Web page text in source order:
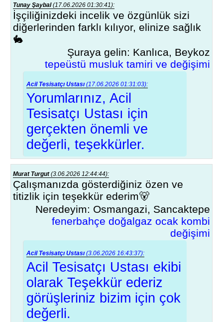
Tunay Şaybal(17.06.2026 01:30:41):
İşçiliğinizdeki incelik ve özgünlük sizi
diğerlerinden farklı kılıyor, elinize sağlık
🐇
Şuraya gelin: Kanlıca, Beykoz
tepeüstü musluk tamiri ve değişimi
Acil Tesisatçı Ustası (17.06.2026 01:31:03):
Yorumlarınız, Acil
Tesisatçı Ustası için
gerçekten önemli ve
değerli, teşekkürler.
Murat Turgut(3.06.2026 12:44:44):
Çalışmanızda gösterdiğiniz özen ve
titizlik için teşekkür ederim🐻
Neredeyim: Osmangazi, Sancaktepe
fenerbahçe doğalgaz ocak kombi
değişimi
Acil Tesisatçı Ustası (3.06.2026 16:43:37):
Acil Tesisatçı Ustası ekibi
olarak Teşekkür ederiz
görüşleriniz bizim için çok
değerli.